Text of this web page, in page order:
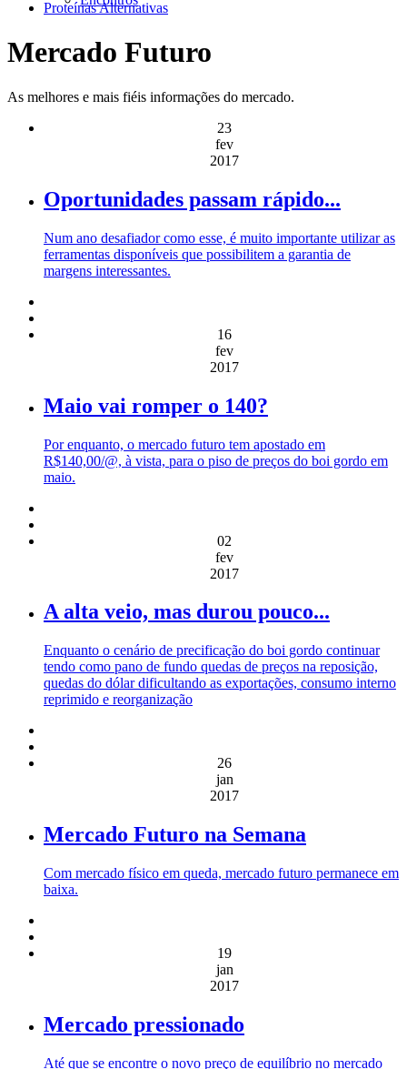
Proteínas Alternativas
Mercado Futuro
As melhores e mais fiéis informações do mercado.
23
fev
2017
Oportunidades passam rápido...
Num ano desafiador como esse, é muito importante utilizar as
ferramentas disponíveis que possibilitem a garantia de
margens interessantes.
16
fev
2017
Maio vai romper o 140?
Por enquanto, o mercado futuro tem apostado em
R$140,00/@, à vista, para o piso de preços do boi gordo em
maio.
02
fev
2017
A alta veio, mas durou pouco...
Enquanto o cenário de precificação do boi gordo continuar
tendo como pano de fundo quedas de preços na reposição,
quedas do dólar dificultando as exportações, consumo interno
reprimido e reorganização
26
jan
2017
Mercado Futuro na Semana
Com mercado físico em queda, mercado futuro permanece em
baixa.
19
jan
2017
Mercado pressionado
Até que se encontre o novo preço de equilíbrio no mercado